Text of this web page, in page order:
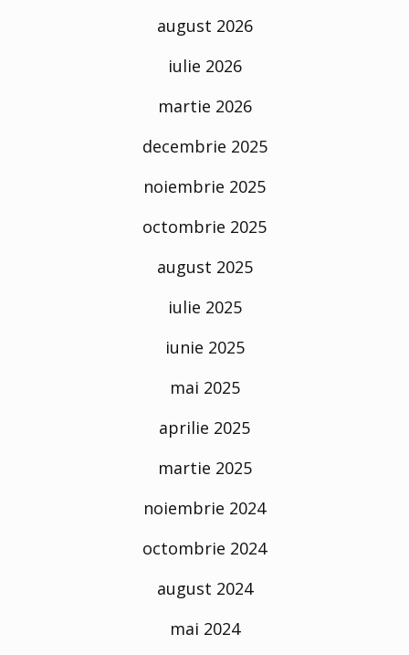
august 2026
iulie 2026
martie 2026
decembrie 2025
noiembrie 2025
octombrie 2025
august 2025
iulie 2025
iunie 2025
mai 2025
aprilie 2025
martie 2025
noiembrie 2024
octombrie 2024
august 2024
mai 2024